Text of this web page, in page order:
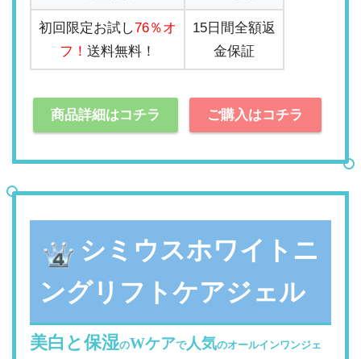
初回限定お試し76％オ
フ！送料無料！
15日間全額返
金保証
商品詳細はコチラ ご購入はコチラ
シミウスホワイトニ
ングリフトケアジェル
美白と保湿のWケアで人気のオールインワンジェ